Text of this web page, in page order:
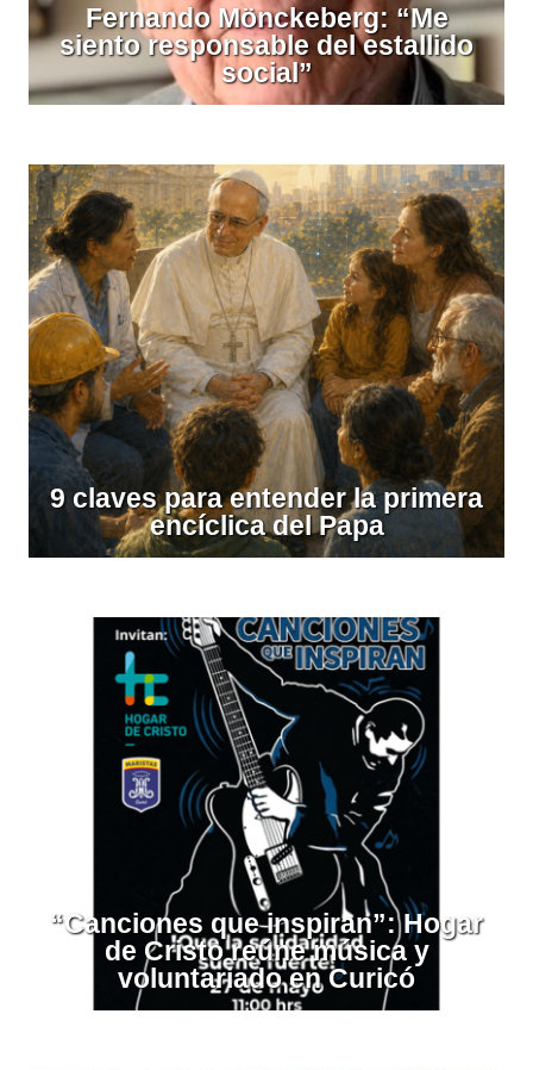
Fernando Mönckeberg: “Me
siento responsable del estallido
social”
9 claves para entender la primera
encíclica del Papa
“Canciones que inspiran”: Hogar
de Cristo reúne música y
voluntariado en Curicó